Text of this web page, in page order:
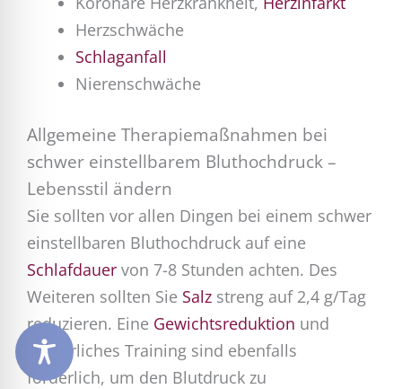
Herzschwäche
Schlaganfall
Nierenschwäche
Allgemeine Therapiemaßnahmen bei
schwer einstellbarem Bluthochdruck –
Lebensstil ändern
Sie sollten vor allen Dingen bei einem schwer
einstellbaren Bluthochdruck auf eine
Schlafdauer von 7-8 Stunden achten. Des
Weiteren sollten Sie Salz streng auf 2,4 g/Tag
reduzieren. Eine Gewichtsreduktion und
körperliches Training sind ebenfalls
förderlich, um den Blutdruck zu